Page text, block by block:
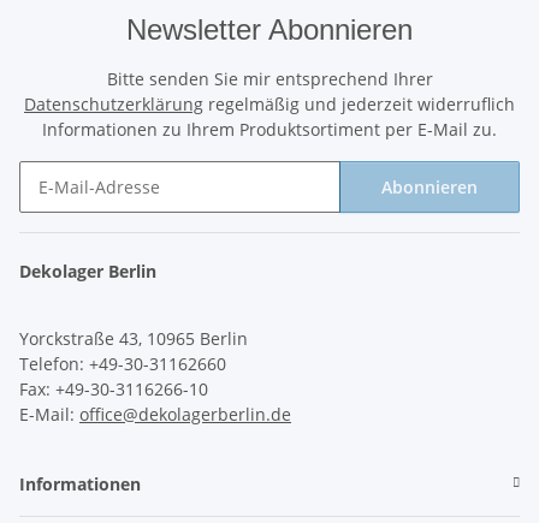
Newsletter Abonnieren
Bitte senden Sie mir entsprechend Ihrer
Datenschutzerklärung regelmäßig und jederzeit widerruflich
Informationen zu Ihrem Produktsortiment per E-Mail zu.
Abonnieren
Dekolager Berlin
Yorckstraße 43, 10965 Berlin
Telefon: +49-30-31162660
Fax: +49-30-3116266-10
E-Mail: office@dekolagerberlin.de
Informationen